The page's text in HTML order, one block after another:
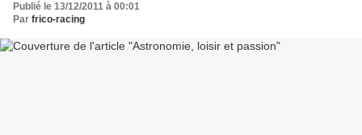
Publié le 13/12/2011 à 00:01
Par frico-racing